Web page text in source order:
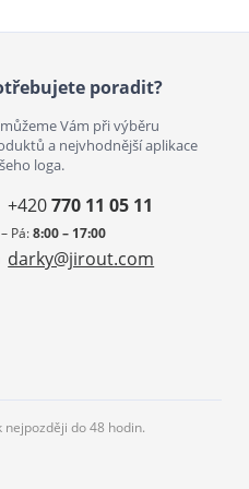
poradit?
Vám při výběru
a nejvhodnější aplikace
loga.
+420770 11 05 11
Pá:8:00 – 17:00
darky@jirout.com
do 48 hodin.